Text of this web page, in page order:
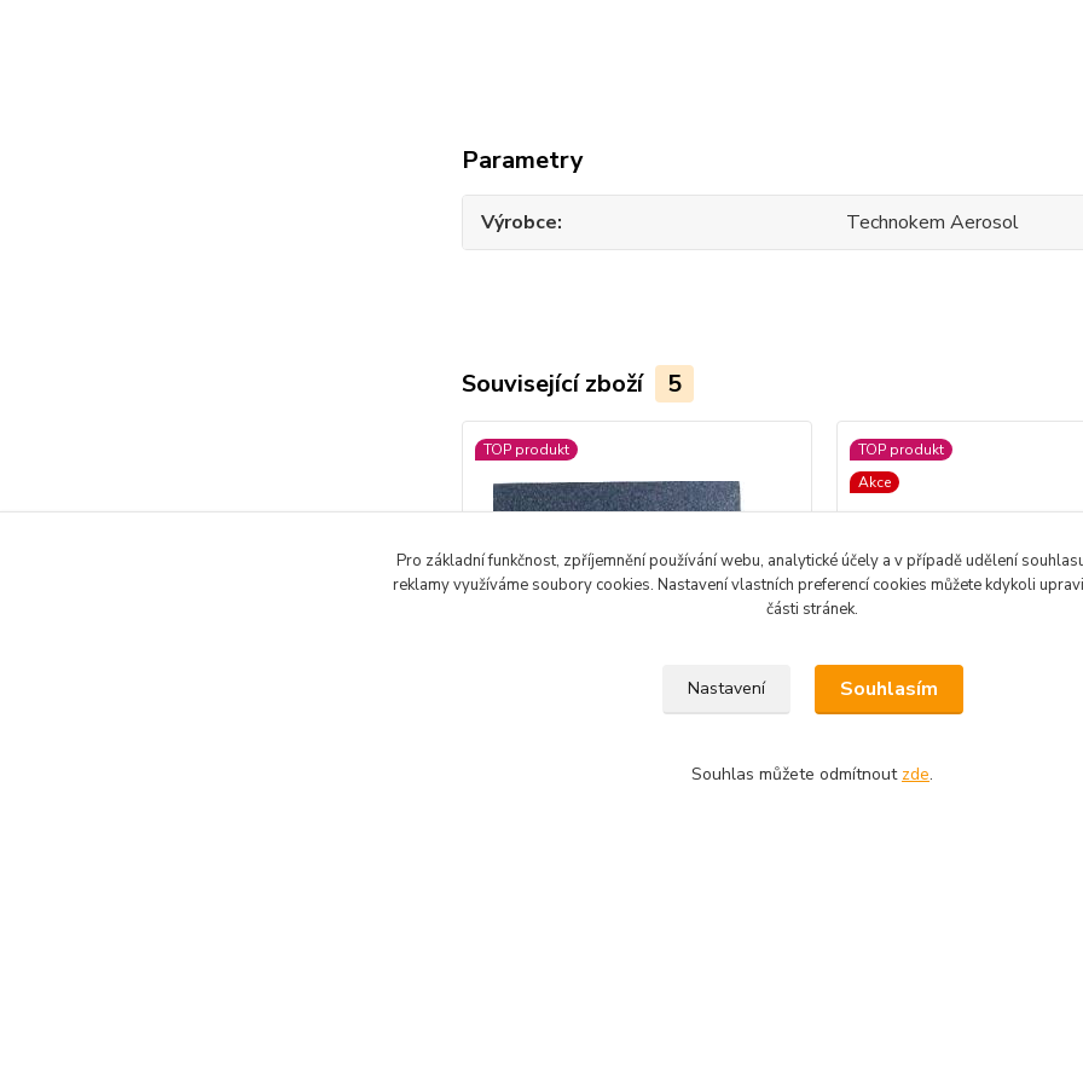
Parametry
Výrobce Technokem Aerosol
Související zboží 5
TOP produkt
TOP produkt
Akce
Pro základní funkčnost, zpříjemnění používání webu, analytické účely a v případě udělení
reklamy využíváme soubory cookies. Nastavení vlastních preferencí cookies můžete kdykoli
části stránek.
Nastavení Souhlasím
Souhlas můžete odmítnout zde.